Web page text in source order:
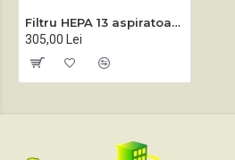
Filtru HEPA 13 aspiratoare Sprintus CraftiX
305,00 Lei